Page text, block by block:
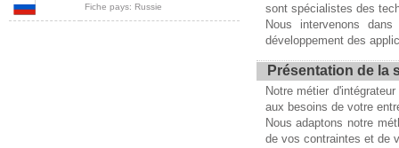
Fiche pays: Russie
sont spécialistes des
Nous intervenons
développement des
Présentation de la
Notre métier
aux besoins de votre
Nous adaptons notre
de vos contraintes et de